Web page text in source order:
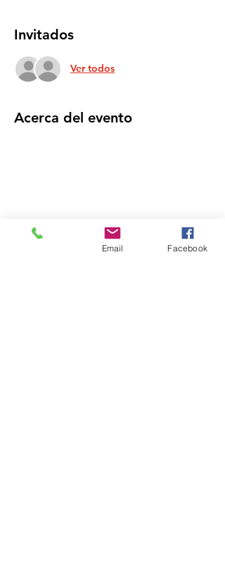
Invitados
Ver todos
Acerca del evento
Compartir este evento
Email Facebook